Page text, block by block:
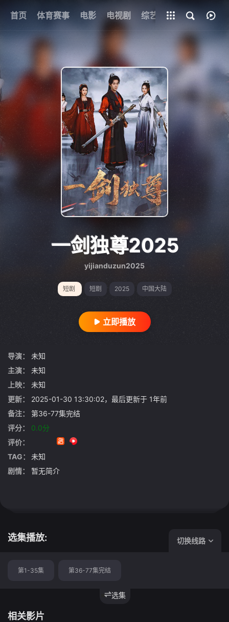
首页 体育赛事 电影 电视剧 综艺 动漫 短剧
全部影片
gt 0"}
一剑独尊2025
yijianduzun2025
短剧 短剧 2025 中国大陆
立即播放
导演：
未知
主演：
未知
上映：
未知
更新：
2025-01-30 13:30:02，最后更新于 1年前
备注：
第36-77集完结
评分：
0.0分
评价：
TAG：
未知
剧情：
暂无简介
选集播放: 切换线路
选集
第1-35集 第36-77集完结
相关影片